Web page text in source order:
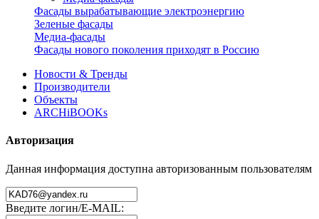
Фасады вырабатывающие электроэнергию
Зеленые фасады
Медиа-фасады
Фасады нового поколения приходят в Россию
Новости & Тренды
Производители
Объекты
ARCHiBOOKs
Авторизация
Данная информация доступна авторизованным пользователям
Введите логин/E-MAIL: